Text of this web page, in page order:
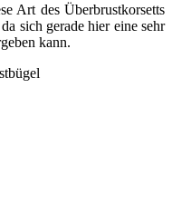
Art des Überbrustkorsetts
sich gerade hier eine sehr
kann.